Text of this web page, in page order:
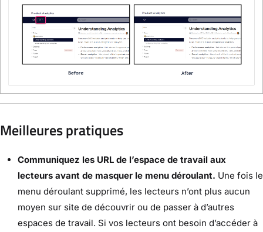
Meilleures pratiques
Communiquez les URL de l’espace de travail aux
lecteurs avant de masquer le menu déroulant. Une fois le
menu déroulant supprimé, les lecteurs n’ont plus aucun
moyen sur site de découvrir ou de passer à d’autres
espaces de travail. Si vos lecteurs ont besoin d’accéder à